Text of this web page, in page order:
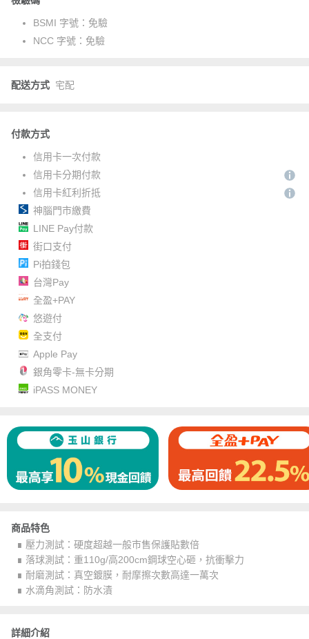
BSMI 字號： 免驗
NCC 字號： 免驗
配送方式 宅配
付款方式
信用卡一次付款
信用卡分期付款
信用卡紅利折抵
神腦門市繳費
LINE Pay付款
街口支付
Pi拍錢包
台灣Pay
全盈+PAY
悠遊付
全支付
Apple Pay
銀角零卡-無卡分期
iPASS MONEY
商品特色
∎ 壓力測試：硬度超越一般市售保護貼數倍
∎ 落球測試：重110g/高200cm鋼球空心砸，抗衝擊力
∎ 耐磨測試：真空鍍膜，耐摩擦次數高達一萬次
∎ 水滴角測試：防水漬
詳細介紹